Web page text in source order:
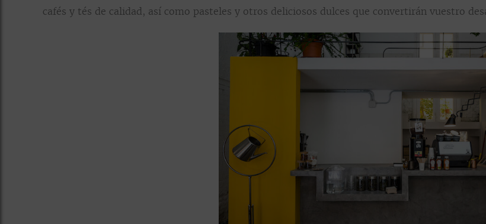
cafés y tés de calidad, así como pasteles y otros deliciosos dulces que convertirán vuestro